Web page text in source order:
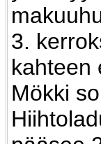
3.
kahteen
Mökki